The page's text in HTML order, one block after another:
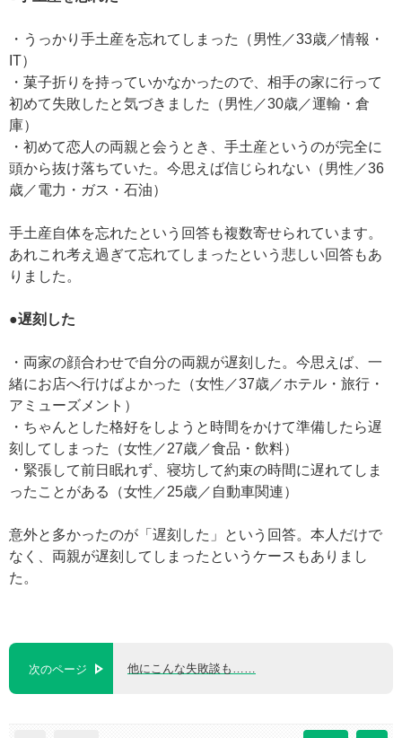
・うっかり手土産を忘れてしまった（男性／33歳／情報・
IT）
・菓子折りを持っていかなかったので、相手の家に行って
初めて失敗したと気づきました（男性／30歳／運輸・倉
庫）
・初めて恋人の両親と会うとき、手土産というのが完全に
頭から抜け落ちていた。今思えば信じられない（男性／36
歳／電力・ガス・石油）
手土産自体を忘れたという回答も複数寄せられています。
あれこれ考え過ぎて忘れてしまったという悲しい回答もあ
りました。
●遅刻した
・両家の顔合わせで自分の両親が遅刻した。今思えば、一
緒にお店へ行けばよかった（女性／37歳／ホテル・旅行・
アミューズメント）
・ちゃんとした格好をしようと時間をかけて準備したら遅
刻してしまった（女性／27歳／食品・飲料）
・緊張して前日眠れず、寝坊して約束の時間に遅れてしま
ったことがある（女性／25歳／自動車関連）
意外と多かったのが「遅刻した」という回答。本人だけで
なく、両親が遅刻してしまったというケースもありまし
た。
次のページ 他にこんな失敗談も……